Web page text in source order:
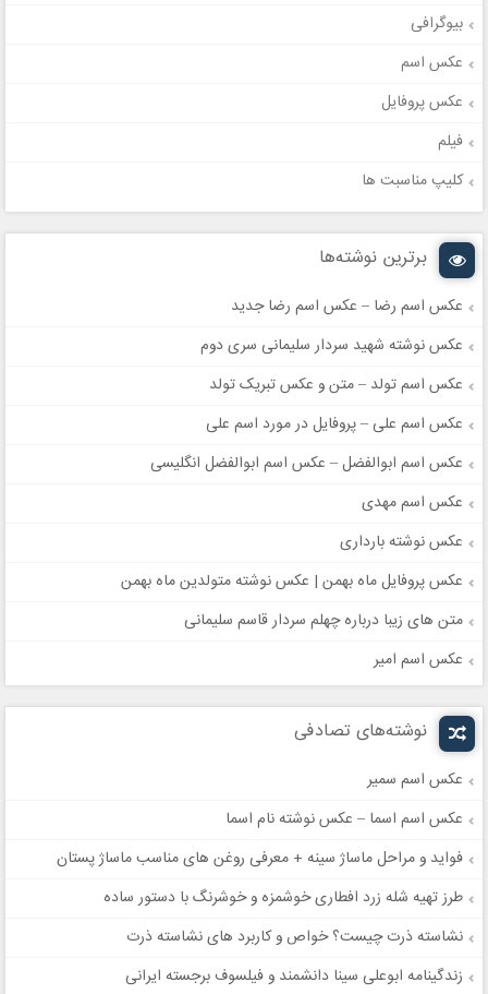
بیوگرافی
عکس اسم
عکس پروفایل
فیلم
کلیپ مناسبت ها
برترین نوشته‌ها
عکس اسم رضا – عکس اسم رضا جدید
عکس نوشته شهید سردار سلیمانی سری دوم
عکس اسم تولد – متن و عکس تبریک تولد
عکس اسم علی – پروفایل در مورد اسم علی
عکس اسم ابوالفضل – عکس اسم ابوالفضل انگلیسی
عکس اسم مهدی
عکس نوشته بارداری
عکس پروفایل ماه بهمن | عکس نوشته متولدین ماه بهمن
متن های زیبا درباره چهلم سردار قاسم سلیمانی
عکس اسم امیر
نوشته‌های تصادفی
عکس اسم سمیر
عکس اسم اسما – عکس نوشته نام اسما
فواید و مراحل ماساژ سینه + معرفی روغن های مناسب ماساژ پستان
طرز تهیه شله زرد افطاری خوشمزه و خوشرنگ با دستور ساده
نشاسته ذرت چیست؟ خواص و کاربرد های نشاسته ذرت
زندگینامه ابوعلی سینا دانشمند و فیلسوف برجسته ایرانی